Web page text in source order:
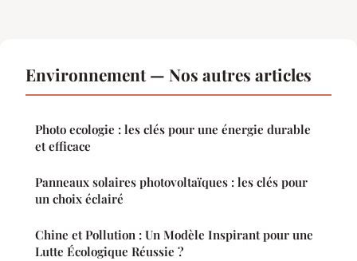
Environnement — Nos autres articles
Photo ecologie : les clés pour une énergie durable
et efficace
Panneaux solaires photovoltaïques : les clés pour
un choix éclairé
Chine et Pollution : Un Modèle Inspirant pour une
Lutte Écologique Réussie ?